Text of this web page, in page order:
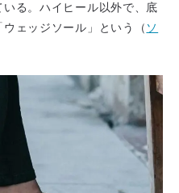
る。ハイヒール以外で、底
ェッジソール」という（ ソ